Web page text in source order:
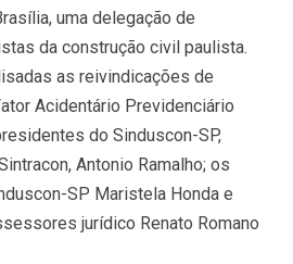
uma delegação de
da construção civil paulista.
as reivindicações de
Acidentário Previdenciário
do Sinduscon-SP,
Antonio Ramalho; os
SP Maristela Honda e
jurídico Renato Romano